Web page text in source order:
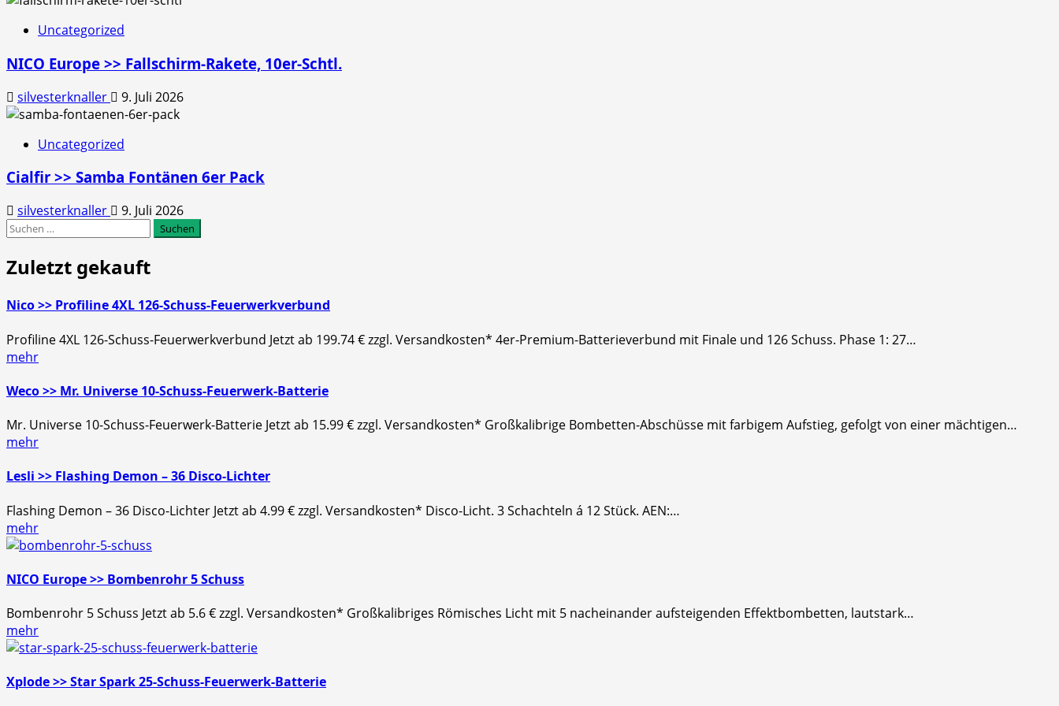
Uncategorized
NICO Europe >> Fallschirm-Rakete, 10er-Schtl.
silvesterknaller 9. Juli 2026
Uncategorized
Cialfir >> Samba Fontänen 6er Pack
silvesterknaller
9. Juli 2026
Suchen
Zuletzt gekauft
Nico >> Profiline 4XL 126-Schuss-Feuerwerkverbund
Profiline 4XL 126-Schuss-Feuerwerkverbund Jetzt ab 199.74 € zzgl. Versandkosten* 4er-Premium-Batterieverbund mit Finale und 126 Schuss. Phase 1: 27…
mehr
Weco >> Mr. Universe 10-Schuss-Feuerwerk-Batterie
Mr. Universe 10-Schuss-Feuerwerk-Batterie Jetzt ab 15.99 € zzgl. Versandkosten* Großkalibrige Bombetten-Abschüsse mit farbigem Aufstieg, gefolgt von einer mächtigen…
mehr
Lesli >> Flashing Demon – 36 Disco-Lichter
Flashing Demon – 36 Disco-Lichter Jetzt ab 4.99 € zzgl. Versandkosten* Disco-Licht. 3 Schachteln á 12 Stück. AEN:…
mehr
NICO Europe >> Bombenrohr 5 Schuss
Bombenrohr 5 Schuss Jetzt ab 5.6 € zzgl. Versandkosten* Großkalibriges Römisches Licht mit 5 nacheinander aufsteigenden Effektbombetten, lautstark…
mehr
Xplode >> Star Spark 25-Schuss-Feuerwerk-Batterie